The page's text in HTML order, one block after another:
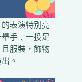
表演特別亮
手﹑一投足
服裝，飾物
。